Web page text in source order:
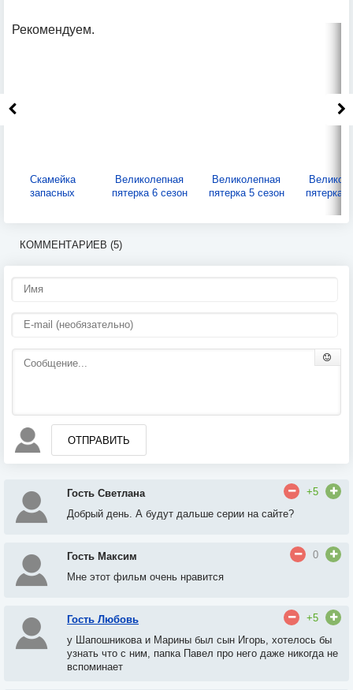
Рекомендуем.
Скамейка
запасных
Великолепная
пятерка 6 сезон
Великолепная
пятерка 5 сезон
пятерка
КОММЕНТАРИЕВ (5)
ОТПРАВИТЬ
Гость Светлана
+5
Добрый день. А будут дальше серии на сайте?
Гость Максим
0
Мне этот фильм очень нравится
Гость Любовь
+5
у Шапошникова и Марины был сын Игорь, хотелось бы
узнать что с ним, папка Павел про него даже никогда не
вспоминает